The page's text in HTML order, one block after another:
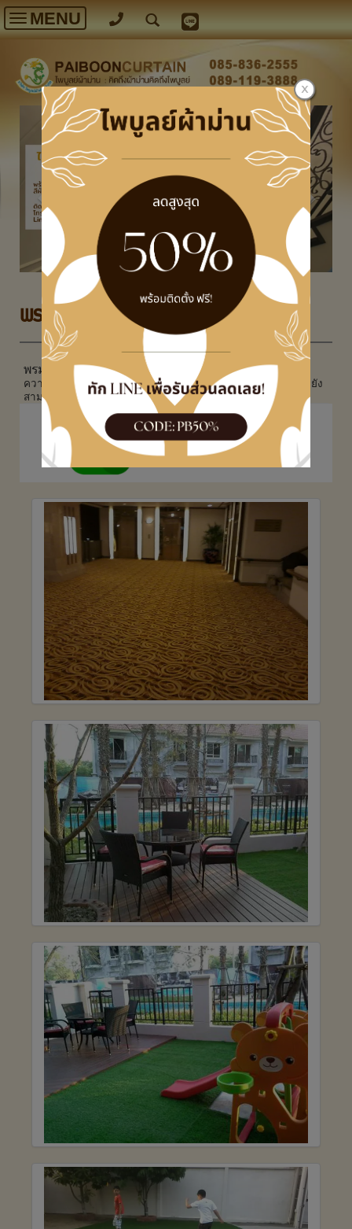
Toggle
navigation
MENU
พรม
พรม :
พรมเป็นวัสดุที่ใช้ปูพื้น มีหลากหลายรูปแบบให้เลือกตาม
ความต้องการ ประโยชน์ของพรมนอกจากให้ความสวยงามแล้ว ยัง
สามารถเก็บเสียงได้อีกด้วยไม่มีขั้นต่ำในการให้บริการ